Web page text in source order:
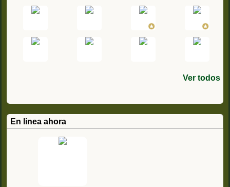
Ver todos
En linea ahora